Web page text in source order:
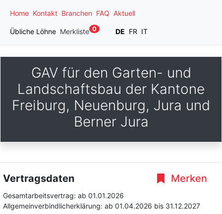
Home Kontakt Branchen FAQ Aktuell
Übliche Löhne Merkliste 0 DE FR IT
GAV für den Garten- und
Landschaftsbau der Kantone
Freiburg, Neuenburg, Jura und
Berner Jura
Merken
Vertragsdaten
Gesamtarbeitsvertrag: ab 01.01.2026
Allgemeinverbindlicherklärung: ab 01.04.2026 bis 31.12.2027